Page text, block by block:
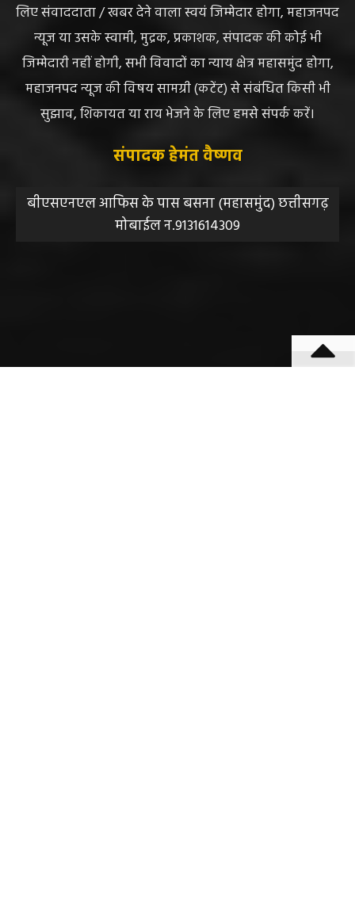
लिए संवाददाता / खबर देने वाला स्वयं जिम्मेदार होगा, महाजनपद
न्यूज या उसके स्वामी, मुद्रक, प्रकाशक, संपादक की कोई भी
जिम्मेदारी नहीं होगी, सभी विवादों का न्याय क्षेत्र महासमुंद होगा,
महाजनपद न्यूज की विषय सामग्री (कटेंट) से संबंधित किसी भी
सुझाव, शिकायत या राय भेजने के लिए हमसे संपर्क करें।
संपादक हेमंत वैष्णव
बीएसएनएल आफिस के पास बसना (महासमुंद) छत्तीसगढ़
मोबाईल न.9131614309